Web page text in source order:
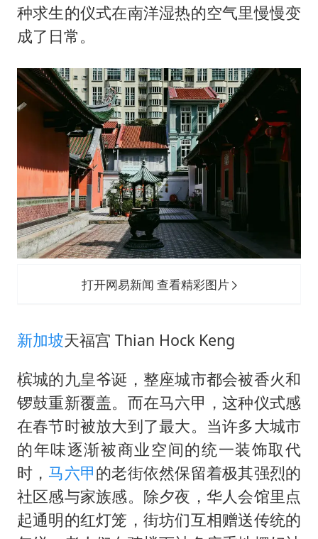
种求生的仪式在南洋湿热的空气里慢慢变
成了日常。
打开网易新闻 查看精彩图片
新加坡天福宫 Thian Hock Keng
槟城的九皇爷诞，整座城市都会被香火和
锣鼓重新覆盖。而在马六甲，这种仪式感
在春节时被放大到了最大。当许多大城市
的年味逐渐被商业空间的统一装饰取代
时， 马六甲的老街依然保留着极其强烈的
社区感与家族感。除夕夜，华人会馆里点
起通明的红灯笼，街坊们互相赠送传统的